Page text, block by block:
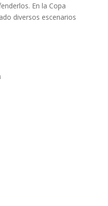
En la Copa
diversos escenarios